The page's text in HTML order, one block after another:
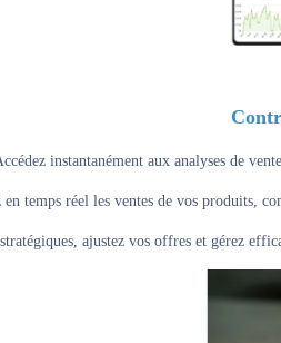
instantanément aux analyses de
en temps réel les ventes de vos produits,
ajustez vos offres et gérez